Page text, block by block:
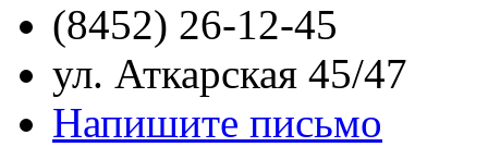
(8452) 26-12-45
ул. Аткарская 45/47
Напишите письмо